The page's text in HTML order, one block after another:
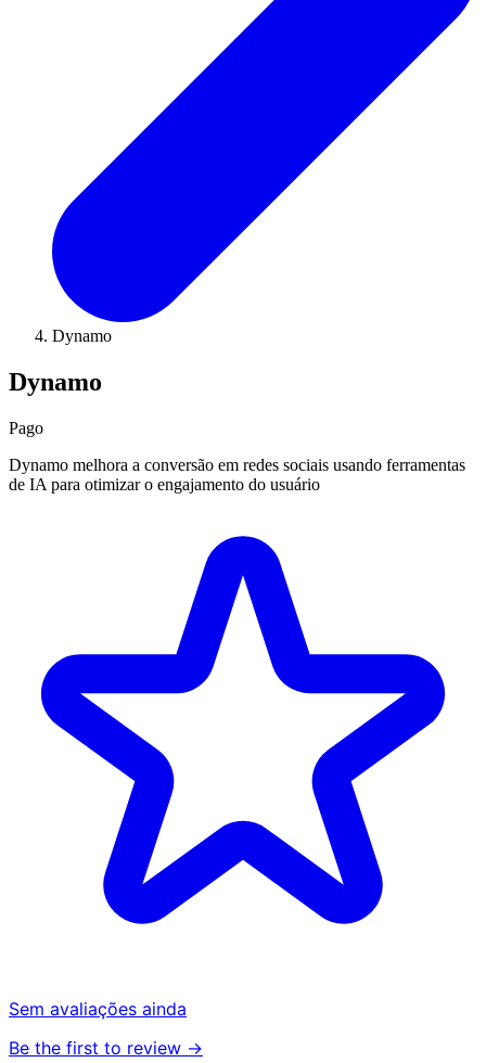
Dynamo
Dynamo
Pago
Dynamo melhora a conversão em redes sociais usando ferramentas
de IA para otimizar o engajamento do usuário
Sem avaliações ainda
Be the first to review →